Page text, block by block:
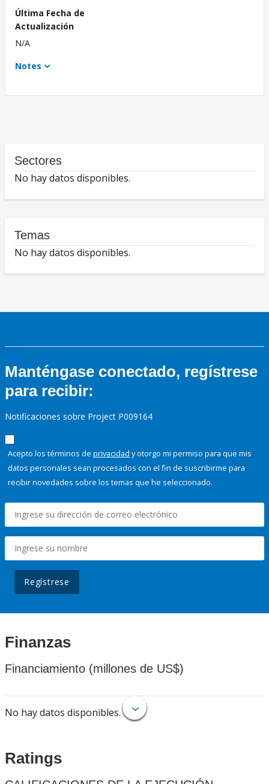
Última Fecha de
Actualización
N/A
Notes
Sectores
No hay datos disponibles.
Temas
No hay datos disponibles.
Manténgase conectado, regístrese
para recibir:
Notificaciones sobre Project P009164
Acepto los términos de privacidad y otorgo mi permiso para que mis
datos personales sean procesados con el fin de suscribirme para
recibir novedades sobre los temas que he seleccionado.
Regístrese
Finanzas
Financiamiento (millones de US$)
No hay datos disponibles.
Ratings